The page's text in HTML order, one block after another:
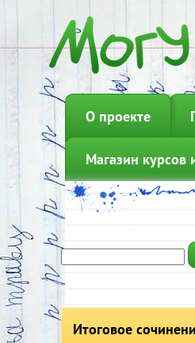
О проекте
Магазин курсов
Итоговое